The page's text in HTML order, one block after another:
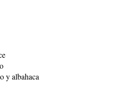
y albahaca